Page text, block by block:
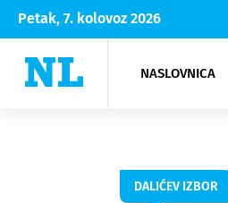
Petak, 7. kolovoz 2026
NASLOVNICA
DALIĆEV IZBOR